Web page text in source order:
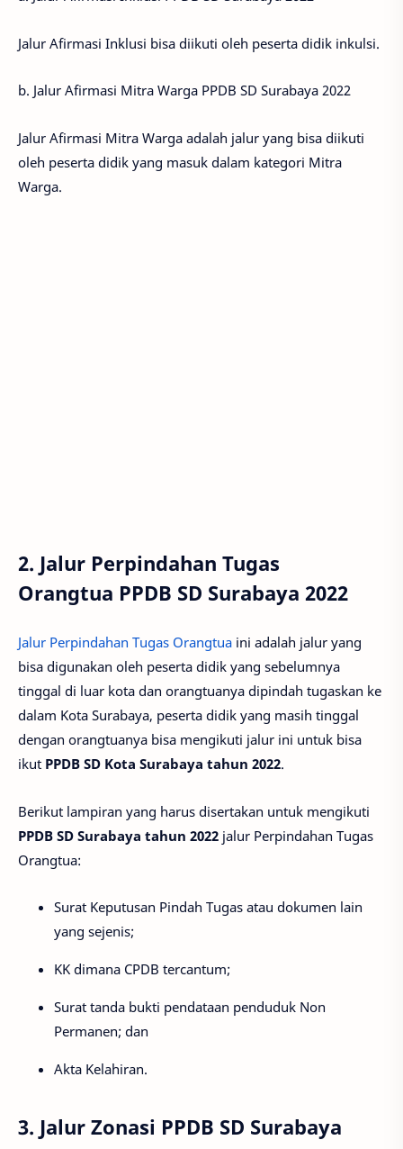
Jalur Afirmasi Inklusi bisa diikuti oleh peserta didik inkulsi.
b. Jalur Afirmasi Mitra Warga PPDB SD Surabaya 2022
Jalur Afirmasi Mitra Warga adalah jalur yang bisa diikuti
oleh peserta didik yang masuk dalam kategori Mitra
Warga.
2. Jalur Perpindahan Tugas
Orangtua PPDB SD Surabaya 2022
Jalur Perpindahan Tugas Orangtua ini adalah jalur yang
bisa digunakan oleh peserta didik yang sebelumnya
tinggal di luar kota dan orangtuanya dipindah tugaskan ke
dalam Kota Surabaya, peserta didik yang masih tinggal
dengan orangtuanya bisa mengikuti jalur ini untuk bisa
ikut PPDB SD Kota Surabaya tahun 2022.
Berikut lampiran yang harus disertakan untuk mengikuti
PPDB SD Surabaya tahun 2022 jalur Perpindahan Tugas
Orangtua:
Surat Keputusan Pindah Tugas atau dokumen lain
yang sejenis;
KK dimana CPDB tercantum;
Surat tanda bukti pendataan penduduk Non
Permanen; dan
Akta Kelahiran.
3. Jalur Zonasi PPDB SD Surabaya